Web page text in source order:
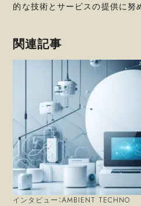
的な技術とサービスの提供に努
関連記事
インタビュー：AMBIENT TECHNO